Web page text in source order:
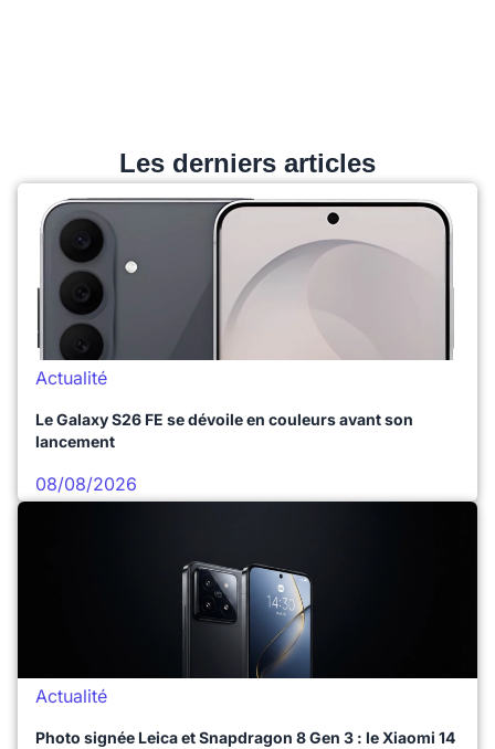
Les derniers articles
Actualité
Le Galaxy S26 FE se dévoile en couleurs avant son
lancement
08/08/2026
Actualité
Photo signée Leica et Snapdragon 8 Gen 3 : le Xiaomi 14